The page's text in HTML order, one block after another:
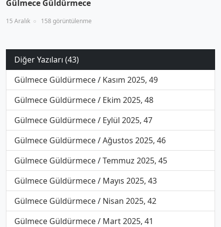
Gülmece Güldürmece
15 Aralık 158 görüntülenme
Diğer Yazıları (43)
Gülmece Güldürmece/ Kasım 2025, 49
Gülmece Güldürmece/ Ekim 2025, 48
Gülmece Güldürmece/ Eylül 2025, 47
Gülmece Güldürmece/Ağustos 2025, 46
Gülmece Güldürmece/Temmuz 2025, 45
Gülmece Güldürmece/ Mayıs 2025, 43
Gülmece Güldürmece/ Nisan 2025, 42
Gülmece Güldürmece/ Mart 2025, 41